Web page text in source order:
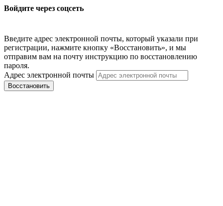
Войдите через соцсеть
Введите адрес электронной почты, который указали при
регистрации, нажмите кнопку «Восстановить», и мы
отправим вам на почту инструкцию по восстановлению
пароля.
Адрес электронной почты